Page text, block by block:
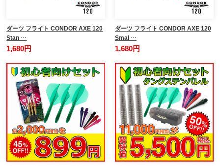
ダーツ フライト CONDOR AXE 120
Stan …
1,680円
ダーツ フライト CONDOR AXE 120
Smal …
1,680円